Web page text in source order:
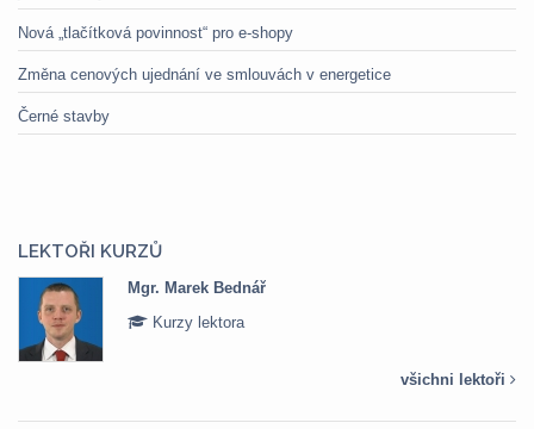
Nová „tlačítková povinnost“ pro e-shopy
Změna cenových ujednání ve smlouvách v energetice
Černé stavby
LEKTOŘI KURZŮ
Mgr. Marek Bednář
Kurzy lektora
všichni lektoři